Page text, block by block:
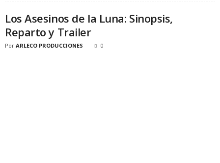
Los Asesinos de la Luna: Sinopsis,
Reparto y Trailer
Por ARLECO PRODUCCIONES 0